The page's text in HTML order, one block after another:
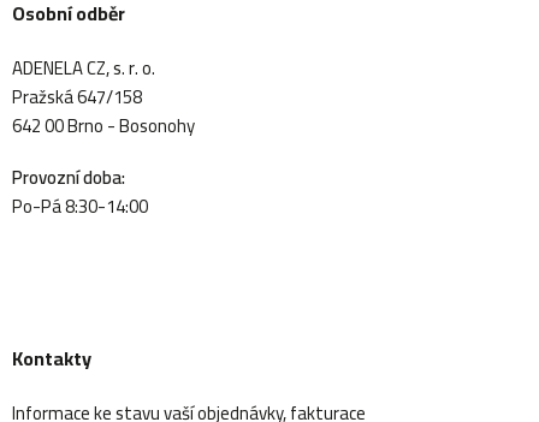
Osobní odběr
ADENELA CZ, s. r. o.
Pražská 647/158
642 00 Brno - Bosonohy
Provozní doba:
Po-Pá 8:30-14:00
Kontakty
Informace ke stavu vaší objednávky, fakturace